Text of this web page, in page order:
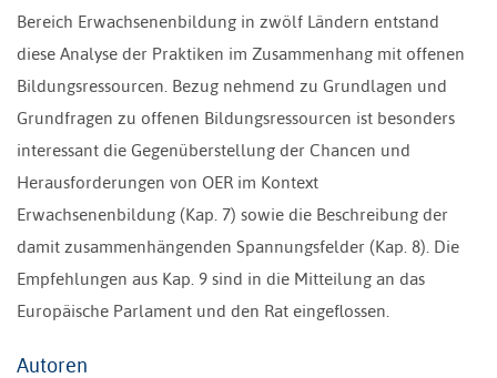
Bereich Erwachsenenbildung in zwölf Ländern entstand
diese Analyse der Praktiken im Zusammenhang mit offenen
Bildungsressourcen. Bezug nehmend zu Grundlagen und
Grundfragen zu offenen Bildungsressourcen ist besonders
interessant die Gegenüberstellung der Chancen und
Herausforderungen von OER im Kontext
Erwachsenenbildung (Kap. 7) sowie die Beschreibung der
damit zusammenhängenden Spannungsfelder (Kap. 8). Die
Empfehlungen aus Kap. 9 sind in die Mitteilung an das
Europäische Parlament und den Rat eingeflossen.
Autoren